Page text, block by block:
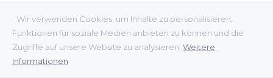
Wir verwenden Cookies, um Inhalte zu personalisieren,
Funktionen für soziale Medien anbieten zu können und die
Zugriffe auf unsere Website zu analysieren. Weitere
Informationen